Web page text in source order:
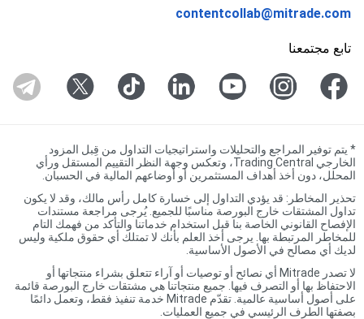
contentcollab@mitrade.com
تابع مجتمعنا
* يتم توفير المراجع والتحليلات واستراتيجيات التداول من قِبل المزود
الخارجي Trading Central، وتعكس وجهة النظر التقييم المستقل ورأي
المحلل، دون أخذ أهداف المستثمرين أو أوضاعهم المالية في الحسبان.
تحذير المخاطر: قد يؤدي التداول إلى خسارة كامل رأس مالك، وقد لا يكون
تداول المشتقات خارج البورصة مناسبًا للجميع. يُرجى مراجعة مستندات
الإفصاح القانوني الخاصة بنا قبل استخدام خدماتنا والتأكد من فهمك التام
للمخاطر المرتبطة بها. يرجى أخذ العلم بأنك لا تمتلك أي حقوق ملكية وليس
لديك أي مصالح في الأصول الأساسية.
لا تصدر Mitrade أي نصائح أو توصيات أو آراء تتعلق بشراء منتجاتها أو
الاحتفاظ بها أو التصرف فيها. جميع منتجاتنا هي مشتقات خارج البورصة قائمة
على أصول أساسية عالمية. تقدّم Mitrade خدمة تنفيذ فقط، وتعمل دائمًا
بصفتها الطرف الرئيسي في جميع العمليات.